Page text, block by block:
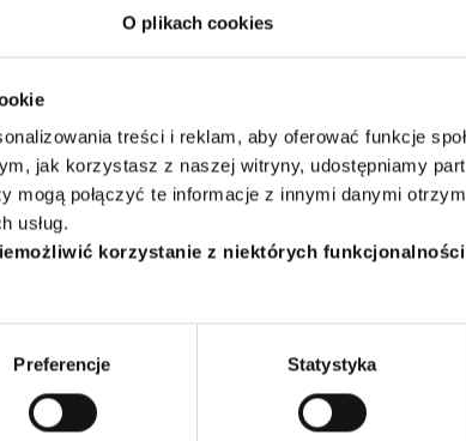
O plikach cookies
treści i reklam, aby oferować funkcje
jak korzystasz z naszej witryny, udostępniamy
mogą połączyć te informacje z innymi danymi
usług.
korzystanie z niektórych
Preferencje Statystyka
w Docplanner (ZnanyLekarz), a także szkoli i
agencjom, organizacjom sektora
oraz czatbotów, która wierzy, że bez badań nie